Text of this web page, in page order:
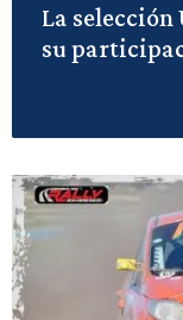
La selección
su